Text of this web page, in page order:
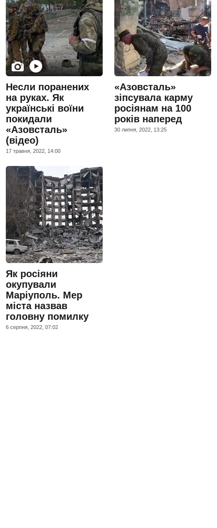
Несли поранених
на руках. Як
українські воїни
покидали
«Азовсталь»
(відео)
17 травня, 2022, 14:00
«Азовсталь»
зіпсувала карму
росіянам на 100
років наперед
30 липня, 2022, 13:25
Як росіяни
окупували
Маріуполь. Мер
міста назвав
головну помилку
6 серпня, 2022, 07:02